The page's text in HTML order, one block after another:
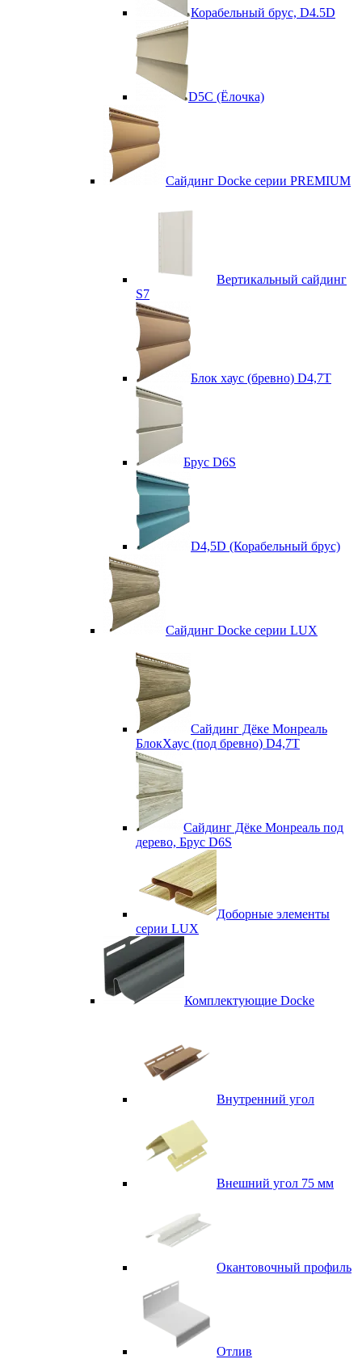
Корабельный брус, D4.5D
D5C (Ёлочка)
Сайдинг Docke серии PREMIUM
Вертикальный сайдинг
S7
Блок хаус (бревно) D4,7T
Брус D6S
D4,5D (Корабельный брус)
Сайдинг Docke серии LUX
Сайдинг Дёке Монреаль
БлокХаус (под бревно) D4,7T
Сайдинг Дёке Монреаль под
дерево, Брус D6S
Доборные элементы
серии LUX
Комплектующие Docke
Внутренний угол
Внешний угол 75 мм
Окантовочный профиль
Отлив